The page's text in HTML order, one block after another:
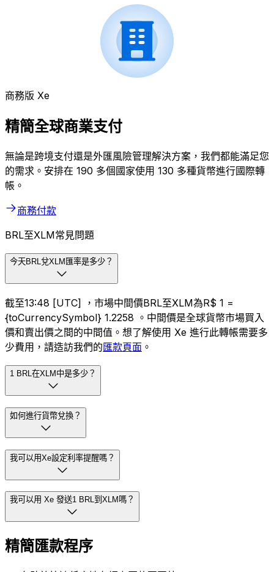
商務版 Xe
精簡全球商業支付
無論是跨境支付還是外匯風險管理解決方案，我們都能滿足您
的需求。安排在 190 多個國家使用 130 多種貨幣進行國際轉
帳。
商務付款
BRL至XLM常見問題
今天BRL兌XLM匯率是多少？
截至13:48 [UTC] ，市場中間價BRL至XLM為R$ 1 =
{toCurrencySymbol} 1.2258 。中間價是全球貨幣市場買入
價和賣出價之間的中間值。想了解使用 Xe 進行此轉帳需要多
少費用，請造訪我們的匯款頁面 。
1 BRL在XLM中是多少？
如何進行貨幣兌換？
我可以用Xe設定利率提醒嗎？
我可以用 Xe 發送1 BRL到XLM嗎？
精簡匯款程序